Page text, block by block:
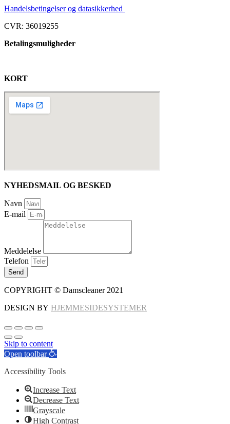
Handelsbetingelser og datasikkerhed
CVR: 36019255
Betalingsmuligheder
KORT
NYHEDSMAIL OG BESKED
Navn
E-mail
Meddelelse
Telefon
Send
COPYRIGHT © Damscleaner 2021
DESIGN BY HJEMMESIDESYSTEMER
Skip to content
Open toolbar
Accessibility Tools
Increase Text
Decrease Text
Grayscale
High Contrast